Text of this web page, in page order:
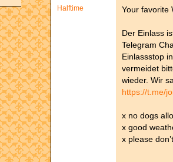
Halftime Your favorite
Der Einlass
Telegram
Einlassstop
vermeidet
wieder. Wir
https://t.me/
x no dogs
x good
x please